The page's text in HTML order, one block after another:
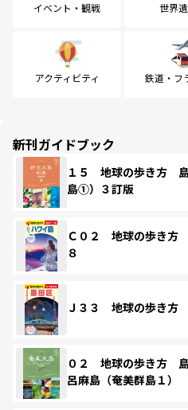
イベント・観戦 世界
アクティビティ 鉄道・フ
新刊ガイドブック
１５ 地球の歩き方
島①）３訂版
Ｃ０２ 地球の歩き方
８
Ｊ３３ 地球の歩き方
０２ 地球の歩き方
呂麻島（奄美群島１）